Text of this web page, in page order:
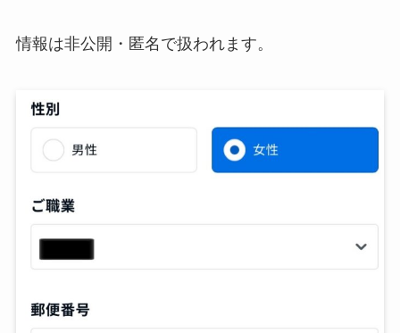
情報は非公開・匿名で扱われます。